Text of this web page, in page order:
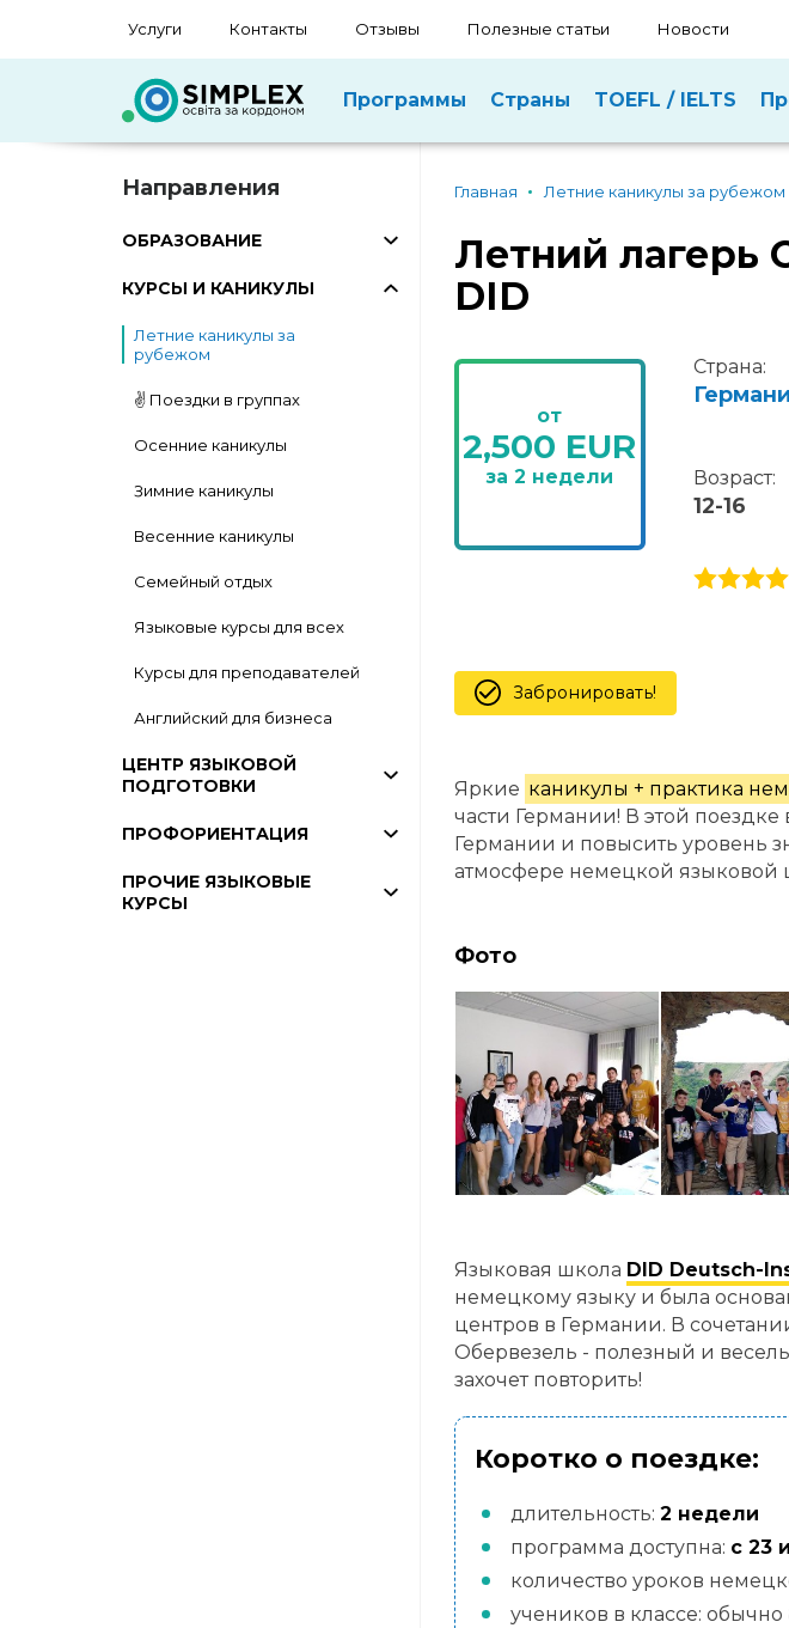
Услуги Контакты Отзывы Полезные статьи Новости
Программы Страны TOEFL / IELTS
Направления
ОБРАЗОВАНИЕ
КУРСЫ И КАНИКУЛЫ
Летние каникулы за
рубежом
✌️ Поездки в группах
Осенние каникулы
Зимние каникулы
Весенние каникулы
Семейный отдых
Языковые курсы для всех
Курсы для преподавателей
Английский для бизнеса
ЦЕНТР ЯЗЫКОВОЙ
ПОДГОТОВКИ
ПРОФОРИЕНТАЦИЯ
ПРОЧИЕ ЯЗЫКОВЫЕ
КУРСЫ
Главная Летние каникулы за рубежом
Летний лагерь
DID
от
2,500 EUR
за 2 недели
Страна:
Возраст:
12-16
2
1
Забронировать!
Яркие каникулы + практика
части Германии! В этой
Германии и повысить уровень
атмосфере немецкой языковой
Фото
Языковая школа DID Deutsch-
немецкому языку и была
центров в Германии. В
Обервезель - полезный и
захочет повторить!
Коротко о поездке:
длительность: 2 недели
программа доступна: с 23
количество уроков
учеников в классе: обычно